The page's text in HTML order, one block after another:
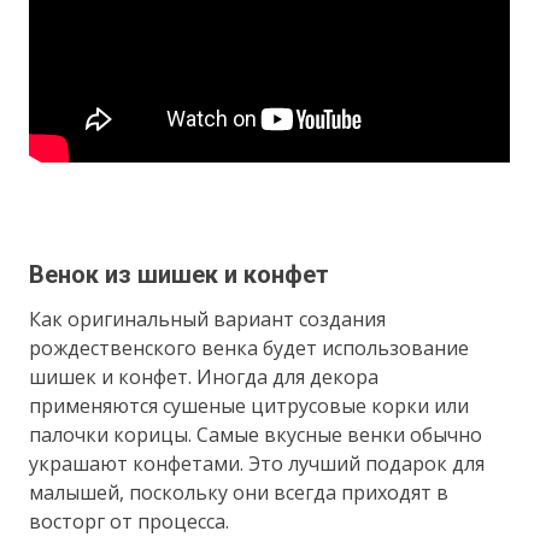
Венок из шишек и конфет
Как оригинальный вариант создания
рождественского венка будет использование
шишек и конфет. Иногда для декора
применяются сушеные цитрусовые корки или
палочки корицы. Самые вкусные венки обычно
украшают конфетами. Это лучший подарок для
малышей, поскольку они всегда приходят в
восторг от процесса.